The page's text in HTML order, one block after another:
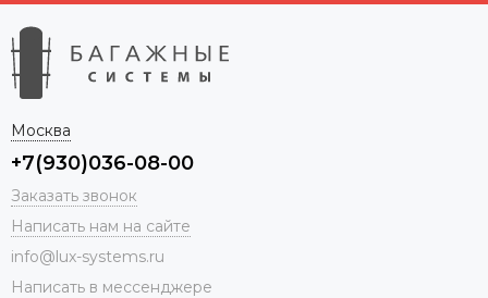
Москва
+7(930)036-08-00
Заказать звонок
Написать нам на сайте
info@lux-systems.ru
Написать в мессенджере